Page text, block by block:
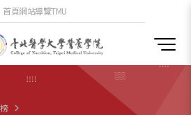
首頁網站導覽TMU
navigate_next